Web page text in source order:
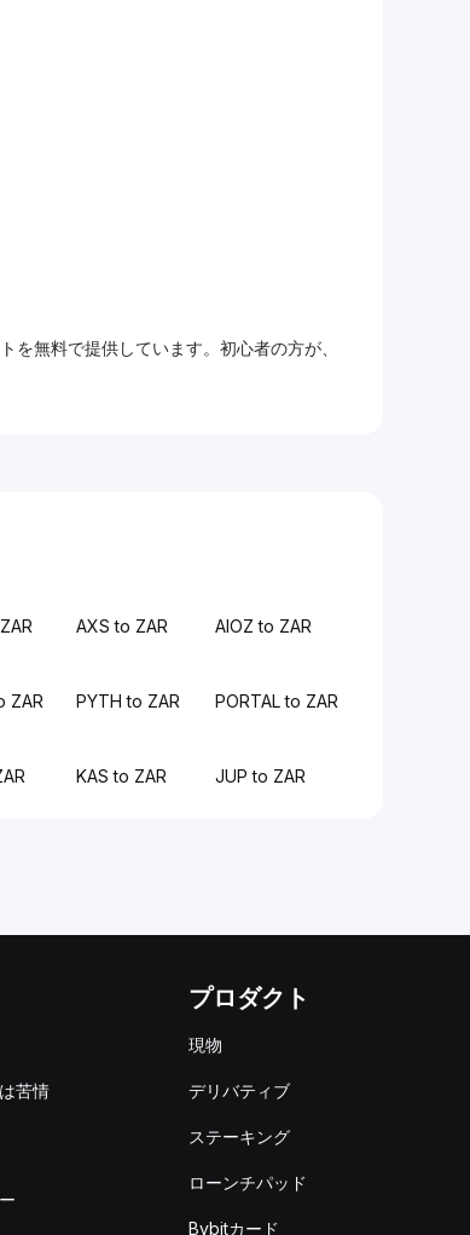
無料で提供しています。初心者の方が、
AXS to ZAR AIOZ to ZAR
ZAR PYTH to ZAR PORTAL to ZAR
KAS to ZAR JUP to ZAR
苦情
プロダクト
現物
デリバティブ
ステーキング
ローンチパッド
Bybitカード